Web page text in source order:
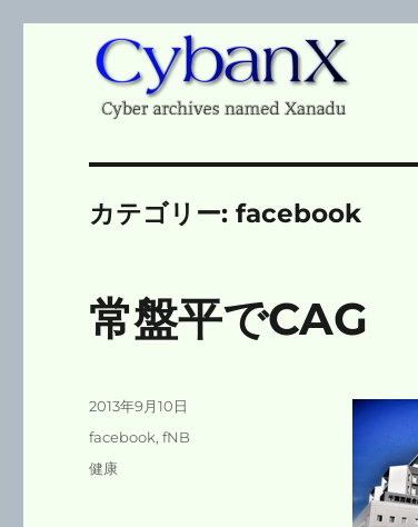
CybanX
カテゴリー:facebook
常盤平でCAG
投
稿
2013年9月10日
カ
テ
facebook,fNB
タ
健康